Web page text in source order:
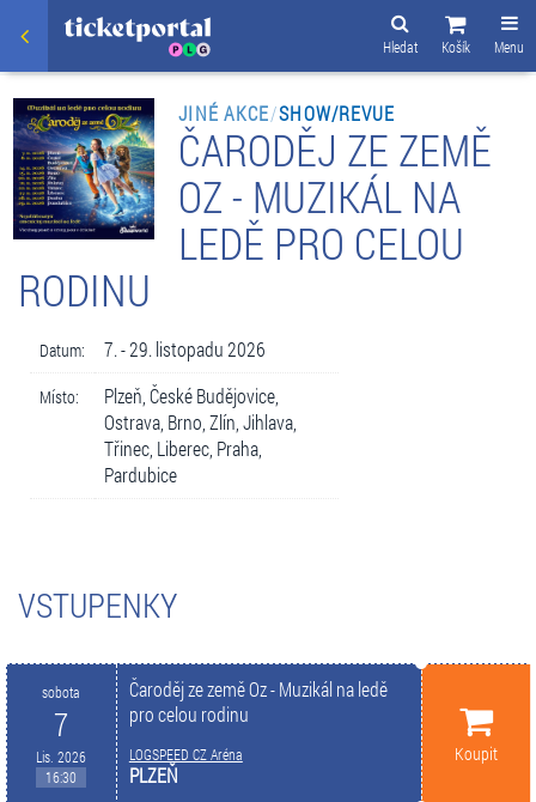
Menu
Košík
Hledat
JINÉ AKCE/SHOW/REVUE
ČARODĚJ ZE ZEMĚ
OZ - MUZIKÁL NA
LEDĚ PRO CELOU
RODINU
Datum: 7. - 29. listopadu 2026
Místo:
Plzeň, České Budějovice,
Ostrava, Brno, Zlín, Jihlava,
Třinec, Liberec, Praha,
Pardubice
VSTUPENKY
sobota
7
Lis. 2026
16:30
Čaroděj ze země Oz - Muzikál na ledě
pro celou rodinu
LOGSPEED CZ Aréna
PLZEŇ
Koupit